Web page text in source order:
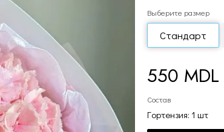
Выберите размер
Стандарт
550 MDL
Состав
Гортензия: 1 шт